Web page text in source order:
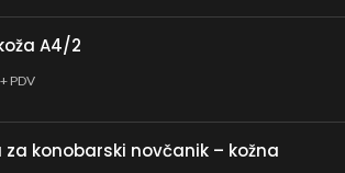
A4/2
+ PDV
za konobarski novčanik – kožna